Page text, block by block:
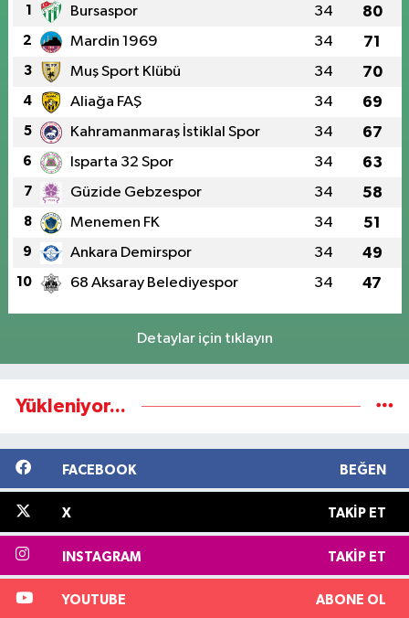
1 Bursaspor 34 80
2 Mardin 1969 34 71
3 Muş Sport Klübü 34 70
4 Aliağa FAŞ 34 69
5 Kahramanmaraş İstiklal Spor 34 67
6 Isparta 32 Spor 34 63
7 Güzide Gebzespor 34 58
8 Menemen FK 34 51
9 Ankara Demirspor 34 49
10 68 Aksaray Belediyespor 34 47
Detaylar için tıklayın
Yükleniyor...
FACEBOOK BEĞEN
X TAKIP ET
INSTAGRAM TAKIP ET
YOUTUBE ABONE OL